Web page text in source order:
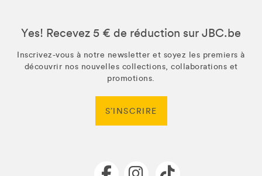
Yes! Recevez 5 € de réduction sur JBC.be
Inscrivez-vous à notre newsletter et soyez les premiers à
découvrir nos nouvelles collections, collaborations et
promotions.
S’INSCRIRE